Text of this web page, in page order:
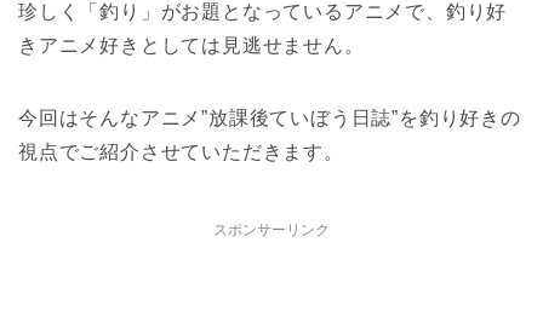
珍しく「釣り」がお題となっているアニメで、釣り好
きアニメ好きとしては見逃せません。
今回はそんなアニメ”放課後ていぼう日誌”を釣り好きの
視点でご紹介させていただきます。
スポンサーリンク